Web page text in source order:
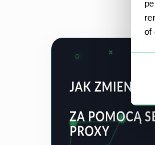
of
określonych stron